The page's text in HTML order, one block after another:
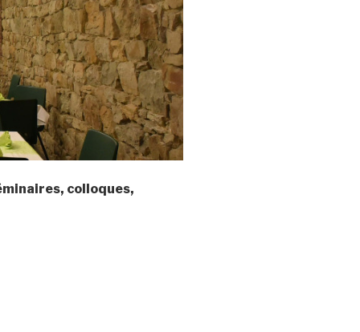
colloques,